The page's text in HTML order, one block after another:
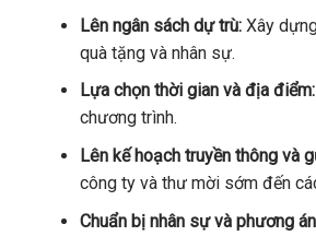
Lên ngân sách dự trù:Xây
quà tặng và nhân sự.
Lựa chọn thời gian và địa điểm:
chương trình.
Lên kế hoạch truyền thông và
công ty và thư mời sớm đến
Chuẩn bị nhân sự và phương